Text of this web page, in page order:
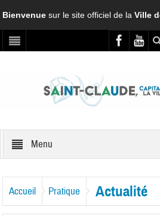
Bienvenuesur le site officiel de laVille
Menu
Accueil Pratique Actualité